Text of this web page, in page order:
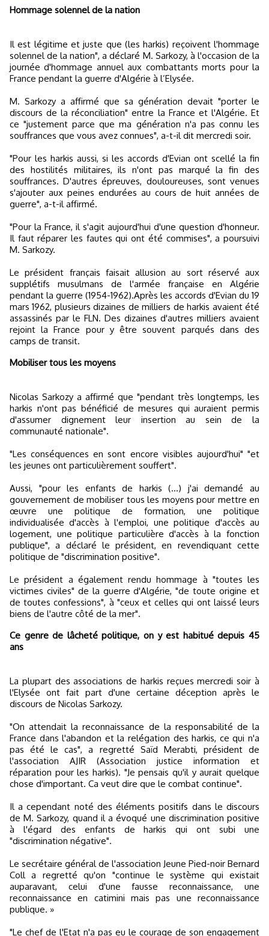
Hommage solennel de la nation
Il est légitime et juste que (les harkis) reçoivent l'hommage
solennel de la nation", a déclaré M. Sarkozy, à l'occasion de la
journée d'hommage annuel aux combattants morts pour la
France pendant la guerre d'Algérie à l’Elysée.
M. Sarkozy a affirmé que sa génération devait "porter le
discours de la réconciliation" entre la France et l'Algérie. Et
ce "justement parce que ma génération n'a pas connu les
souffrances que vous avez connues", a-t-il dit mercredi soir.
"Pour les harkis aussi, si les accords d'Evian ont scellé la fin
des hostilités militaires, ils n'ont pas marqué la fin des
souffrances. D'autres épreuves, douloureuses, sont venues
s'ajouter aux peines endurées au cours de huit années de
guerre", a-t-il affirmé.
"Pour la France, il s'agit aujourd'hui d'une question d'honneur.
Il faut réparer les fautes qui ont été commises", a poursuivi
M. Sarkozy.
Le président français faisait allusion au sort réservé aux
supplétifs musulmans de l'armée française en Algérie
pendant la guerre (1954-1962).Après les accords d'Evian du 19
mars 1962, plusieurs dizaines de milliers de harkis avaient été
assassinés par le FLN. Des dizaines d'autres milliers avaient
rejoint la France pour y être souvent parqués dans des
camps de transit.
Mobiliser tous les moyens
Nicolas Sarkozy a affirmé que "pendant très longtemps, les
harkis n'ont pas bénéficié de mesures qui auraient permis
d'assumer dignement leur insertion au sein de la
communauté nationale".
"Les conséquences en sont encore visibles aujourd'hui" "et
les jeunes ont particulièrement souffert".
Aussi, "pour les enfants de harkis (...) j'ai demandé au
gouvernement de mobiliser tous les moyens pour mettre en
œuvre une politique de formation, une politique
individualisée d'accès à l'emploi, une politique d'accès au
logement, une politique particulière d'accès à la fonction
publique", a déclaré le président, en revendiquant cette
politique de "discrimination positive".
Le président a également rendu hommage à "toutes les
victimes civiles" de la guerre d'Algérie, "de toute origine et
de toutes confessions", à "ceux et celles qui ont laissé leurs
biens de l'autre côté de la mer".
Ce genre de lâcheté politique, on y est habitué depuis 45
ans
La plupart des associations de harkis reçues mercredi soir à
l'Elysée ont fait part d'une certaine déception après le
discours de Nicolas Sarkozy.
"On attendait la reconnaissance de la responsabilité de la
France dans l'abandon et la relégation des harkis, ce qui n'a
pas été le cas", a regretté Saïd Merabti, président de
l'association AJIR (Association justice information et
réparation pour les harkis). "Je pensais qu'il y aurait quelque
chose d'important. Ca veut dire que le combat continue".
Il a cependant noté des éléments positifs dans le discours
de M. Sarkozy, quand il a évoqué une discrimination positive
à l'égard des enfants de harkis qui ont subi une
"discrimination négative".
Le secrétaire général de l'association Jeune Pied-noir Bernard
Coll a regretté qu'on "continue le système qui existait
auparavant, celui d'une fausse reconnaissance, une
reconnaissance en catimini mais pas une reconnaissance
publique. »
"Le chef de l'Etat n'a pas eu le courage de son engagement